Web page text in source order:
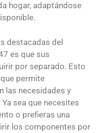
hogar, adaptándose
destacadas del
es que sus
por separado. Esto
permite
las necesidades y
sea que necesites
o prefieras una
los componentes por